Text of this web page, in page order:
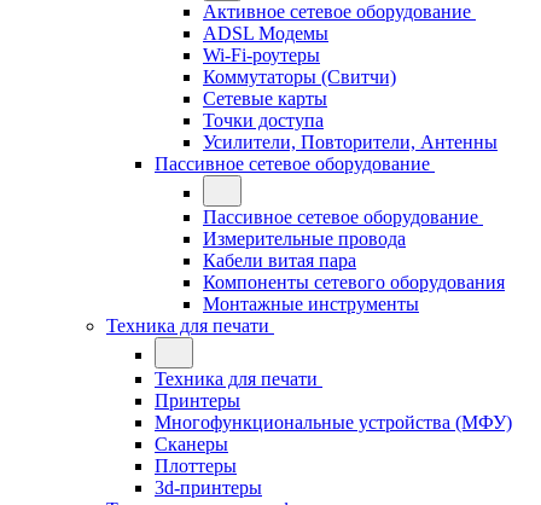
Активное сетевое оборудование
ADSL Модемы
Wi-Fi-роутеры
Коммутаторы (Свитчи)
Сетевые карты
Точки доступа
Усилители, Повторители, Антенны
Пассивное сетевое оборудование
Пассивное сетевое оборудование
Измерительные провода
Кабели витая пара
Компоненты сетевого оборудования
Монтажные инструменты
Техника для печати
Техника для печати
Принтеры
Многофункциональные устройства (МФУ)
Сканеры
Плоттеры
3d-принтеры